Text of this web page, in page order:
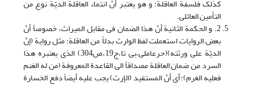
کذلک فلسفة العاقلة؛ و هو یعتبر أنّ انتماء العاقلة الدیّة نوع من
التأمین العائلی.
2. و الحکمة الثانیة أنّ هذا الضمان فی مقابل المیراث، خصوصاً أنّ
بعض الروایات استعملت لفظ الوارث بدلاً من العاقلة؛ مثل روایة (إنّ
الدیّة على ورثته)(حرعاملی،بی تا،ج19،ص304) الذی یعتبره هذا
السرد من ضمان العاقلة مصداقاً الی القاعدة المعروفة (من له الغنم
فعلیه الغرم)؛ أی أنّ المستفید (الإرث) یجب علیه أیضاً دفع الخسارة